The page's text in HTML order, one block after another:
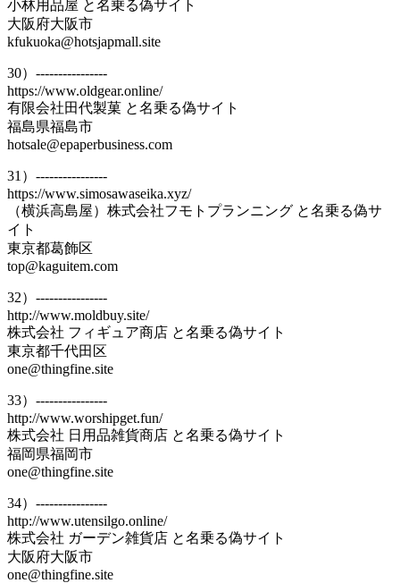
小林用品屋 と名乗る偽サイト
大阪府大阪市
kfukuoka@hotsjapmall.site
30）----------------
https://www.oldgear.online/
有限会社田代製菓 と名乗る偽サイト
福島県福島市
hotsale@epaperbusiness.com
31）----------------
https://www.simosawaseika.xyz/
（横浜高島屋）株式会社フモトプランニング と名乗る偽サ
イト
東京都葛飾区
top@kaguitem.com
32）----------------
http://www.moldbuy.site/
株式会社 フィギュア商店 と名乗る偽サイト
東京都千代田区
one@thingfine.site
33）----------------
http://www.worshipget.fun/
株式会社 日用品雑貨商店 と名乗る偽サイト
福岡県福岡市
one@thingfine.site
34）----------------
http://www.utensilgo.online/
株式会社 ガーデン雑貨店 と名乗る偽サイト
大阪府大阪市
one@thingfine.site